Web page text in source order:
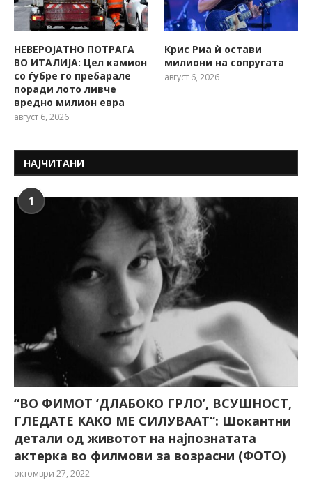
НЕВЕРОЈАТНО ПОТРАГА
ВО ИТАЛИЈА: Цел камион
со ѓубре го пребарале
поради лото ливче
вредно милион евра
август 6, 2026
Крис Риа ѝ остави
милиони на сопругата
август 6, 2026
НАЈЧИТАНИ
1
“ВО ФИМОТ ‘ДЛАБОКО ГРЛО’, ВСУШНОСТ,
ГЛЕДАТЕ КАКО МЕ СИЛУВААТ“: Шокантни
детали од животот на најпознатата
актерка во филмови за возрасни (ФОТО)
октомври 27, 2022